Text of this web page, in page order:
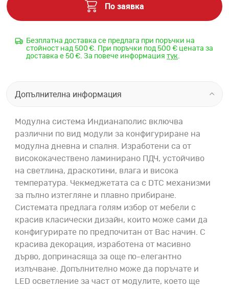
По заявка
Безплатна доставка се предлага при поръчки на
стойност над 500 €. При поръчки под 500 € цената за
доставка е 50 €. За повече информация тук.
Допълнителна информация
Модулна система Индианаполис включва
различни по вид модули за конфигуриране на
модулна дневна и спалня. Изработени са от
висококачествено ламинирано ПДЧ, устойчиво
на светлина, драскотини, влага и висока
температура. Чекмеджетата са с DTC механизми
за пълно изтегляне и плавно прибиране.
Системата предлага голям избор от мебели с
красив класически дизайн, които може сами да
конфигурирате по предпочитан от Вас начин. С
красива декорация, изработена от масивно
дърво, допринасяща за още по-елегантно
излъчване. Допълнително може да поръчате и
LED осветление за част от модулите, което ще